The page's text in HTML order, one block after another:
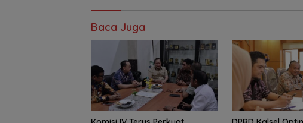
Baca Juga